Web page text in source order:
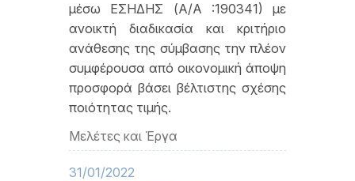
μέσω ΕΣΗΔΗΣ (Α/Α :190341) με
ανοικτή διαδικασία και κριτήριο
ανάθεσης της σύμβασης την πλέον
συμφέρουσα από οικονομική άποψη
προσφορά βάσει βέλτιστης σχέσης
ποιότητας τιμής.
Μελέτες και Έργα
31/01/2022